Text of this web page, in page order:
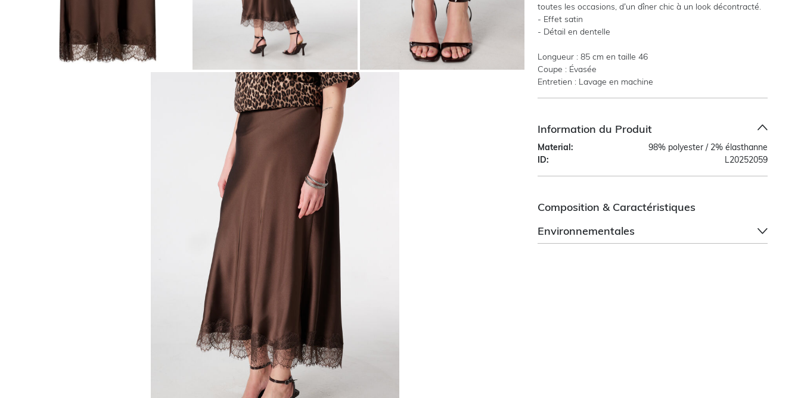
toutes les occasions, d’un dîner chic à un look décontracté.
- Effet satin
- Détail en dentelle
Longueur : 85 cm en taille 46
Coupe : Évasée
Entretien : Lavage en machine
Information du Produit
Material:
98% polyester / 2% élasthanne
ID:
L20252059
Composition & Caractéristiques
Environnementales